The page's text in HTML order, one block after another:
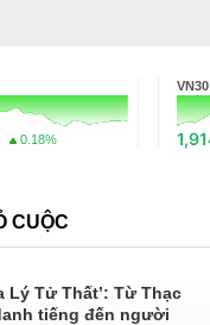
0.18%
VN30
CUỘC
Lý Tử Thất’: Từ Thạc
tiếng đến người